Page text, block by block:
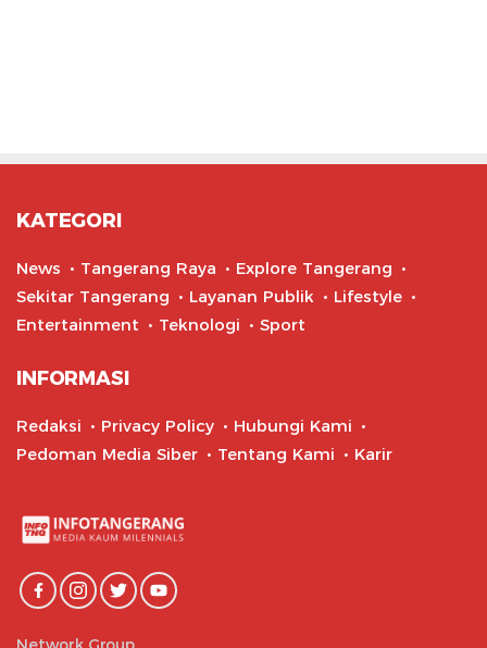
KATEGORI
News Tangerang Raya
Explore Tangerang
Sekitar Tangerang
Layanan Publik
Lifestyle
Entertainment
Teknologi Sport
INFORMASI
Redaksi Privacy Policy
Hubungi Kami
Pedoman Media Siber
Tentang Kami Karir